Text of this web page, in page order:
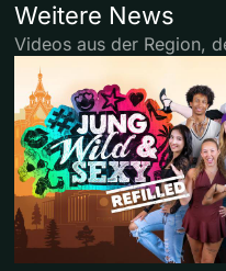
Weitere News
Videos aus der Region,